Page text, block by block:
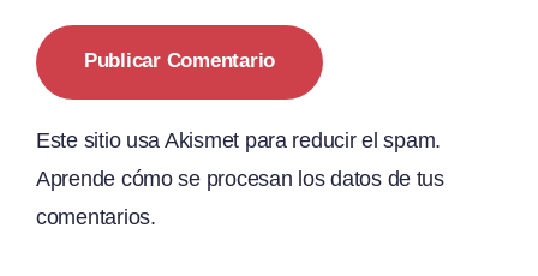
Este sitio usa Akismet para reducir el spam.
Aprende cómo se procesan los datos de tus
comentarios.